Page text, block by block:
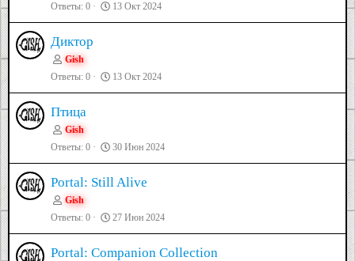
Ответы 0 13 Окт 2024
Диктор
Gish
Ответы 0 13 Окт 2024
Птица
Gish
Ответы 0 30 Июн 2024
Portal: Still Alive
Gish
Ответы 0 27 Июн 2024
Portal: Companion Collection